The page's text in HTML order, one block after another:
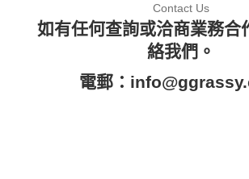
Contact Us
如有任何查詢或洽商業務合
絡我們。
電郵：